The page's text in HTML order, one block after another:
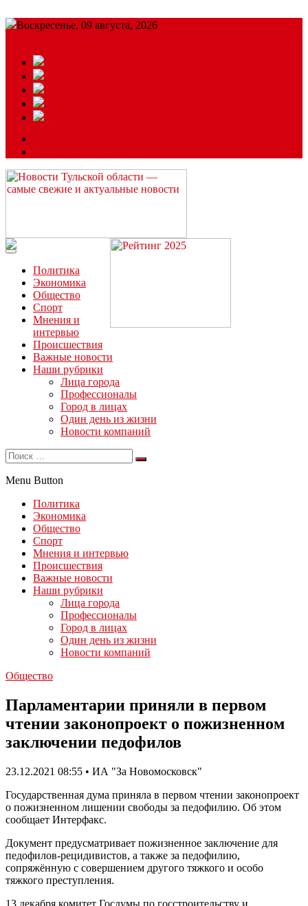
Воскресенье, 09 августа, 2026
Читайте последние новости дня в Тульской области на сайте
“ЗаНовомосковск”
Политика
Экономика
Общество
Спорт
Мнения и
интервью
Происшествия
Важные новости
Наши рубрики
Лица города
Профессионалы
Город в лицах
Один день из жизни
Новости компаний
Menu Button
Политика
Экономика
Общество
Спорт
Мнения и интервью
Происшествия
Важные новости
Наши рубрики
Лица города
Профессионалы
Город в лицах
Один день из жизни
Новости компаний
Общество
Парламентарии приняли в первом
чтении законопроект о пожизненном
заключении педофилов
23.12.2021 08:55 • ИА "За Новомосковск"
Государственная дума приняла в первом чтении законопроект
о пожизненном лишении свободы за педофилию. Об этом
сообщает Интерфакс.
Документ предусматривает пожизненное заключение для
педофилов-рецидивистов, а также за педофилию,
сопряжённую с совершением другого тяжкого и особо
тяжкого преступления.
13 декабря комитет Госдумы по госстроительству и